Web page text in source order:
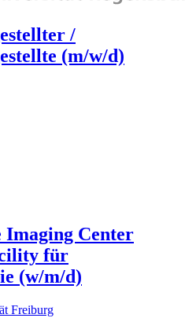
/
(m/w/d)
Imaging Center
für
(w/m/d)
Freiburg